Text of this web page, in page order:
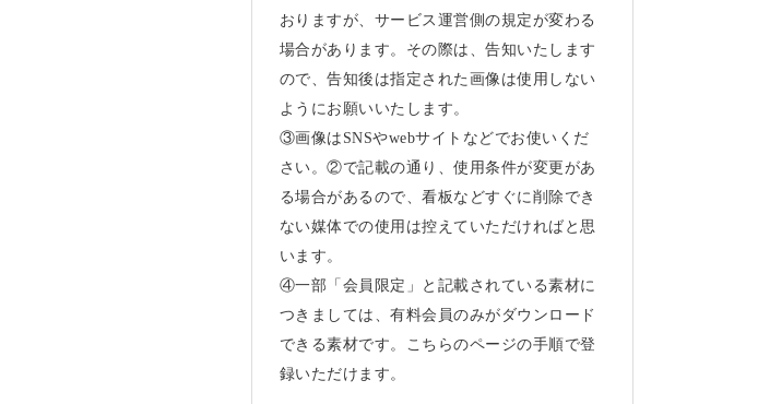
おりますが、サービス運営側の規定が変わる
場合があります。その際は、告知いたします
ので、告知後は指定された画像は使用しない
ようにお願いいたします。
③画像はSNSやwebサイトなどでお使いくだ
さい。②で記載の通り、使用条件が変更があ
る場合があるので、看板などすぐに削除でき
ない媒体での使用は控えていただければと思
います。
④一部「会員限定」と記載されている素材に
つきましては、有料会員のみがダウンロード
できる素材です。こちらのページの手順で登
録いただけます。